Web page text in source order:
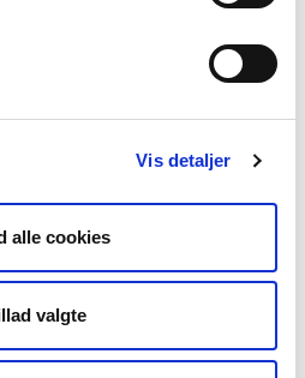
Vis detaljer
alle cookies
valgte